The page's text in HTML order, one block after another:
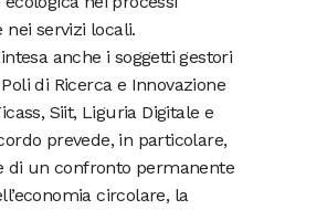
nei servizi locali.
anche i soggetti gestori
di Ricerca e Innovazione
Siit, Liguria Digitale e
prevede, in particolare,
di un confronto permanente
circolare, la